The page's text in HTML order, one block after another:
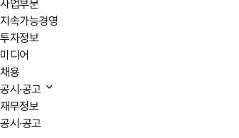
사업부문
지속가능경영
투자정보
미디어
채용
공시·공고
재무정보
공시·공고